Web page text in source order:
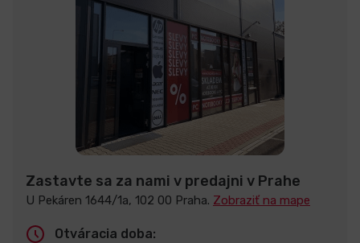
Zastavte sa za nami v predajni v Prahe
U Pekáren 1644/1a, 102 00 Praha. Zobraziť na mape
Otváracia doba: